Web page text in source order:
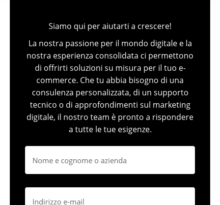
Siamo qui per aiutarti a crescere!
La nostra passione per il mondo digitale e la
nostra esperienza consolidata ci permettono
di offrirti soluzioni su misura per il tuo e-
commerce. Che tu abbia bisogno di una
consulenza personalizzata, di un supporto
tecnico o di approfondimenti sul marketing
digitale, il nostro team è pronto a rispondere
a tutte le tue esigenze.